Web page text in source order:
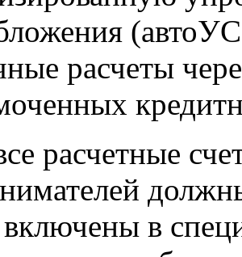
расчеты
расчетные
включены в